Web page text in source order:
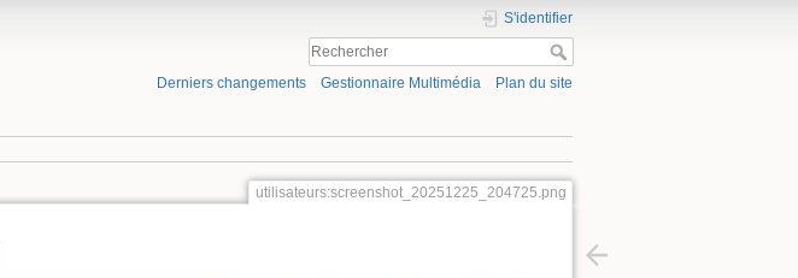
S'identifier
Derniers changements Gestionnaire Multimédia Plan du site
utilisateurs:screenshot_20251225_204725.png